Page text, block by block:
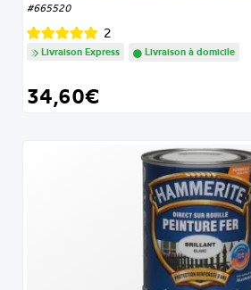
#665520
2
Livraison Express Livraison à domicile
34,60€